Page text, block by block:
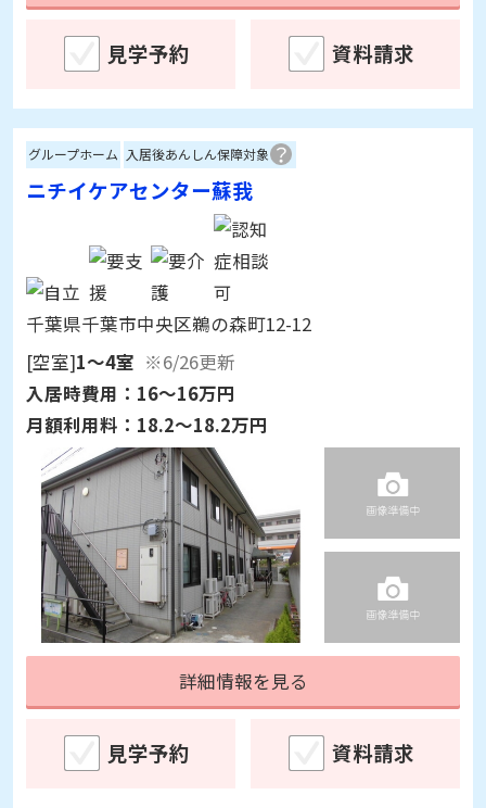
ニチイケアセンター蘇我
千葉県千葉市中央区鵜の森町12-12
[空室]1～4室 ※6/26更新
入居時費用： 16～16万円
月額利用料： 18.2～18.2万円
詳細情報を見る